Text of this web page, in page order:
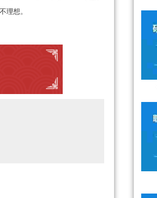
理想。